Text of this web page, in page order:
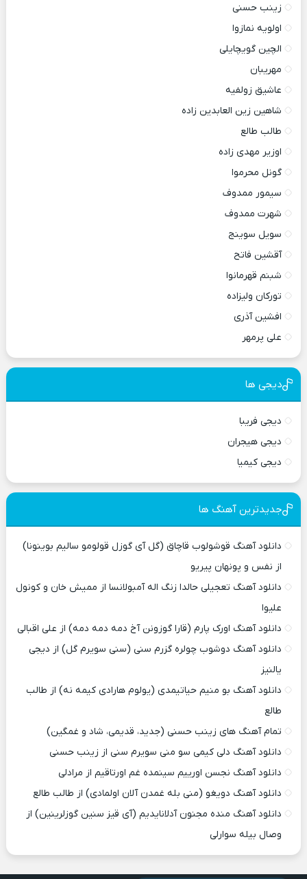
زینب حسنی
اولویه نمازوا
الچین گویچایلی
مهریبان
عاشیق زولفیه
شاهین زین العابدین زاده
طالب طالع
اوزیر مهدی زاده
گونل محرموا
سیمور ممدوف
شهرت ممدوف
سویل سوینج
آقشین فاتح
شبنم قهرمانوا
تورکان ولیزاده
افشین آذری
علی پرمهر
دیجی ها
دیجی فریبا
دیجی هیجران
دیجی کیمیا
جدیدترین آهنگ ها
دانلود آهنگ قوشولوب قاچاق (گل آی گوزل قولومو سالیم بوینونا)
از نفس و پونهان پیریو
دانلود آهنگ تعجیلی حالدا زنگ اله آمبولانسا از ممیش خان و کونول
علیوا
دانلود آهنگ اورک پارم (قارا گوزونن آخ دمه دمه دمه) از علی اقبالی
دانلود آهنگ دوشوب چولره گزرم سنی (سنی سویرم گل) از دیجی
یالنیز
دانلود آهنگ بو منیم حیاتیمدی (یولوم هارادی کیمه نه) از طالب
طالع
تمام آهنگ های زینب حسنی (جدید، قدیمی، شاد و غمگین)
دانلود آهنگ دلی کیمی سو منی سویرم سنی از زینب حسنی
دانلود آهنگ نجسن اورییم سینمده غم اورتاقیم از مرادلی
دانلود آهنگ دویغو (منی بله غمدن آلان اولمادی) از طالب طالع
دانلود آهنگ منده مجنون آدلانایدیم (آی قیز سنین گوزلرینین) از
وصال بیله سوارلی